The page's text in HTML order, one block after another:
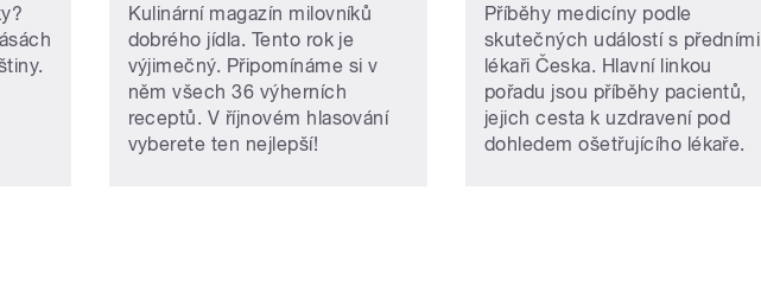
Kulinární magazín milovníků
dobrého jídla. Tento rok je
výjimečný. Připomínáme si v
něm všech 36 výherních
receptů. V říjnovém hlasování
vyberete ten nejlepší!
Příběhy medicíny podle
skutečných událostí s předními
lékaři Česka. Hlavní linkou
pořadu jsou příběhy pacientů,
jejich cesta k uzdravení pod
dohledem ošetřujícího lékaře.